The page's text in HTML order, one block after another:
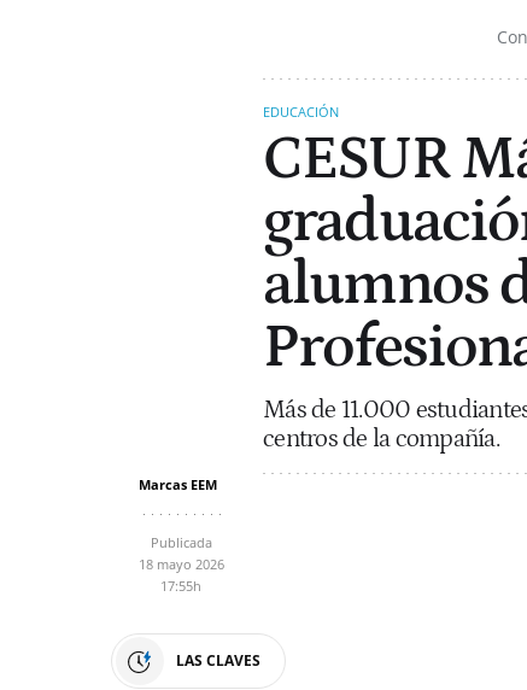
EDUCACIÓN
CESUR
alumnos
Más de 11.000
centros de la compañía.
Marcas EEM
Publicada
18 mayo 2026
17:55h
LAS CLAVES